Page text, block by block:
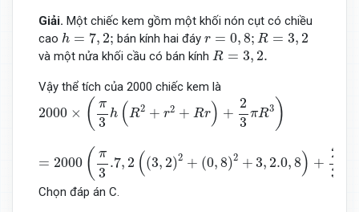
Giải. Một chiếc kem gồm một khối nón cụt có chiều
cao h = 7, 2;
h =7 2; bán kính hai đáy r = 0,8; R = 3, 2
r=0, 8; R=3,2
và một nửa khối cầu có bán kính R = 3, 2.
R= 3,2.
Vậy thể tích của 2000 chiếc kem là
2000 × ( π
3
h (R2 + r2 + Rr) +
2
3
πR3 )
2000× π3 h(R2+r2 +Rr)+ 23πR3
= 2000 ( π
3
.7, 2 ((3, 2)2 + (0,8)2 + 3, 2.0, 8) +
2
3
π3 2 3 )≈
Chọn đáp án C.